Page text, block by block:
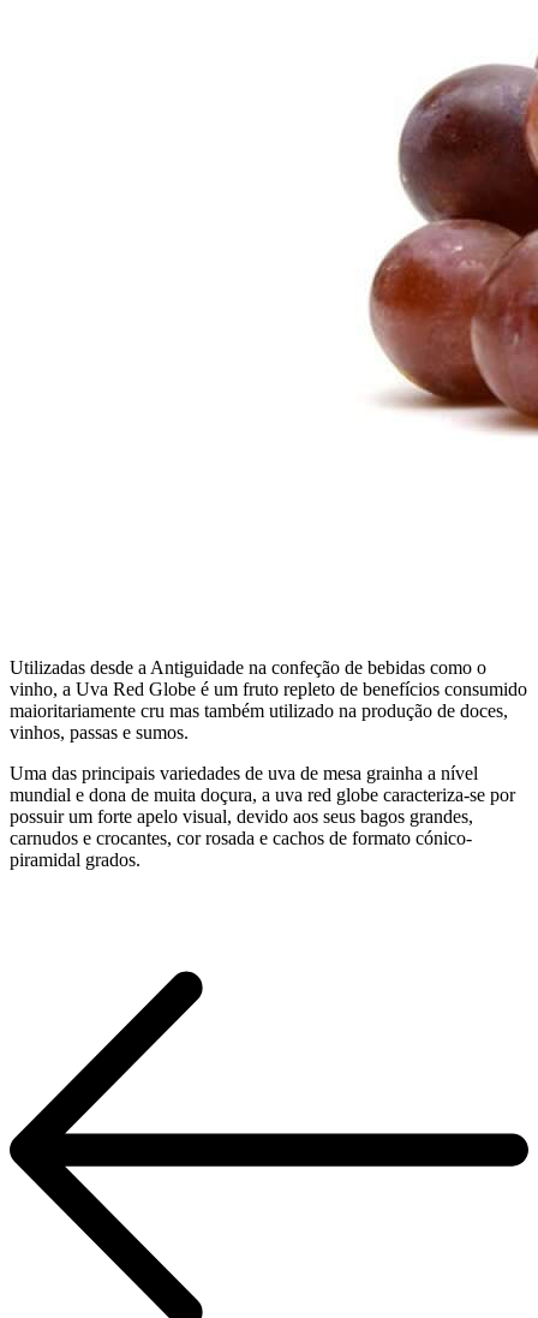
Utilizadas desde a Antiguidade na confeção de bebidas como o
vinho, a Uva Red Globe é um fruto repleto de benefícios consumido
maioritariamente cru mas também utilizado na produção de doces,
vinhos, passas e sumos.
Uma das principais variedades de uva de mesa grainha a nível
mundial e dona de muita doçura, a uva red globe caracteriza-se por
possuir um forte apelo visual, devido aos seus bagos grandes,
carnudos e crocantes, cor rosada e cachos de formato cónico-
piramidal grados.